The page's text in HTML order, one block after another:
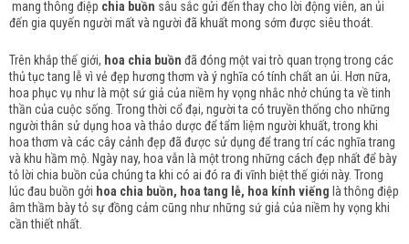
mang thông điệp chia buồn sâu sắc gửi đến thay cho lời động viên, an ủi
đến gia quyến người mất và người đã khuất mong sớm được siêu thoát.
Trên khắp thế giới, hoa chia buồn đã đóng một vai trò quan trọng trong các
thủ tục tang lễ vì vẻ đẹp hương thơm và ý nghĩa có tính chất an ủi. Hơn nữa,
hoa phục vụ như là một sứ giả của niềm hy vọng nhắc nhở chúng ta về tinh
thần của cuộc sống. Trong thời cổ đại, người ta có truyền thống cho những
người thân sử dụng hoa và thảo dược để tẩm liệm người khuất, trong khi
hoa thơm và các cây cảnh đẹp đã được sử dụng để trang trí các nghĩa trang
và khu hầm mộ. Ngày nay, hoa vẫn là một trong những cách đẹp nhất để bày
tỏ lời chia buồn của chúng ta khi có ai đó ra đi vĩnh biệt thế giới này. Trong
lúc đau buồn gởi hoa chia buồn, hoa tang lễ, hoa kính viếng là thông điệp
âm thầm bày tỏ sự đồng cảm cũng như những sứ giả của niềm hy vọng khi
cần thiết nhất.